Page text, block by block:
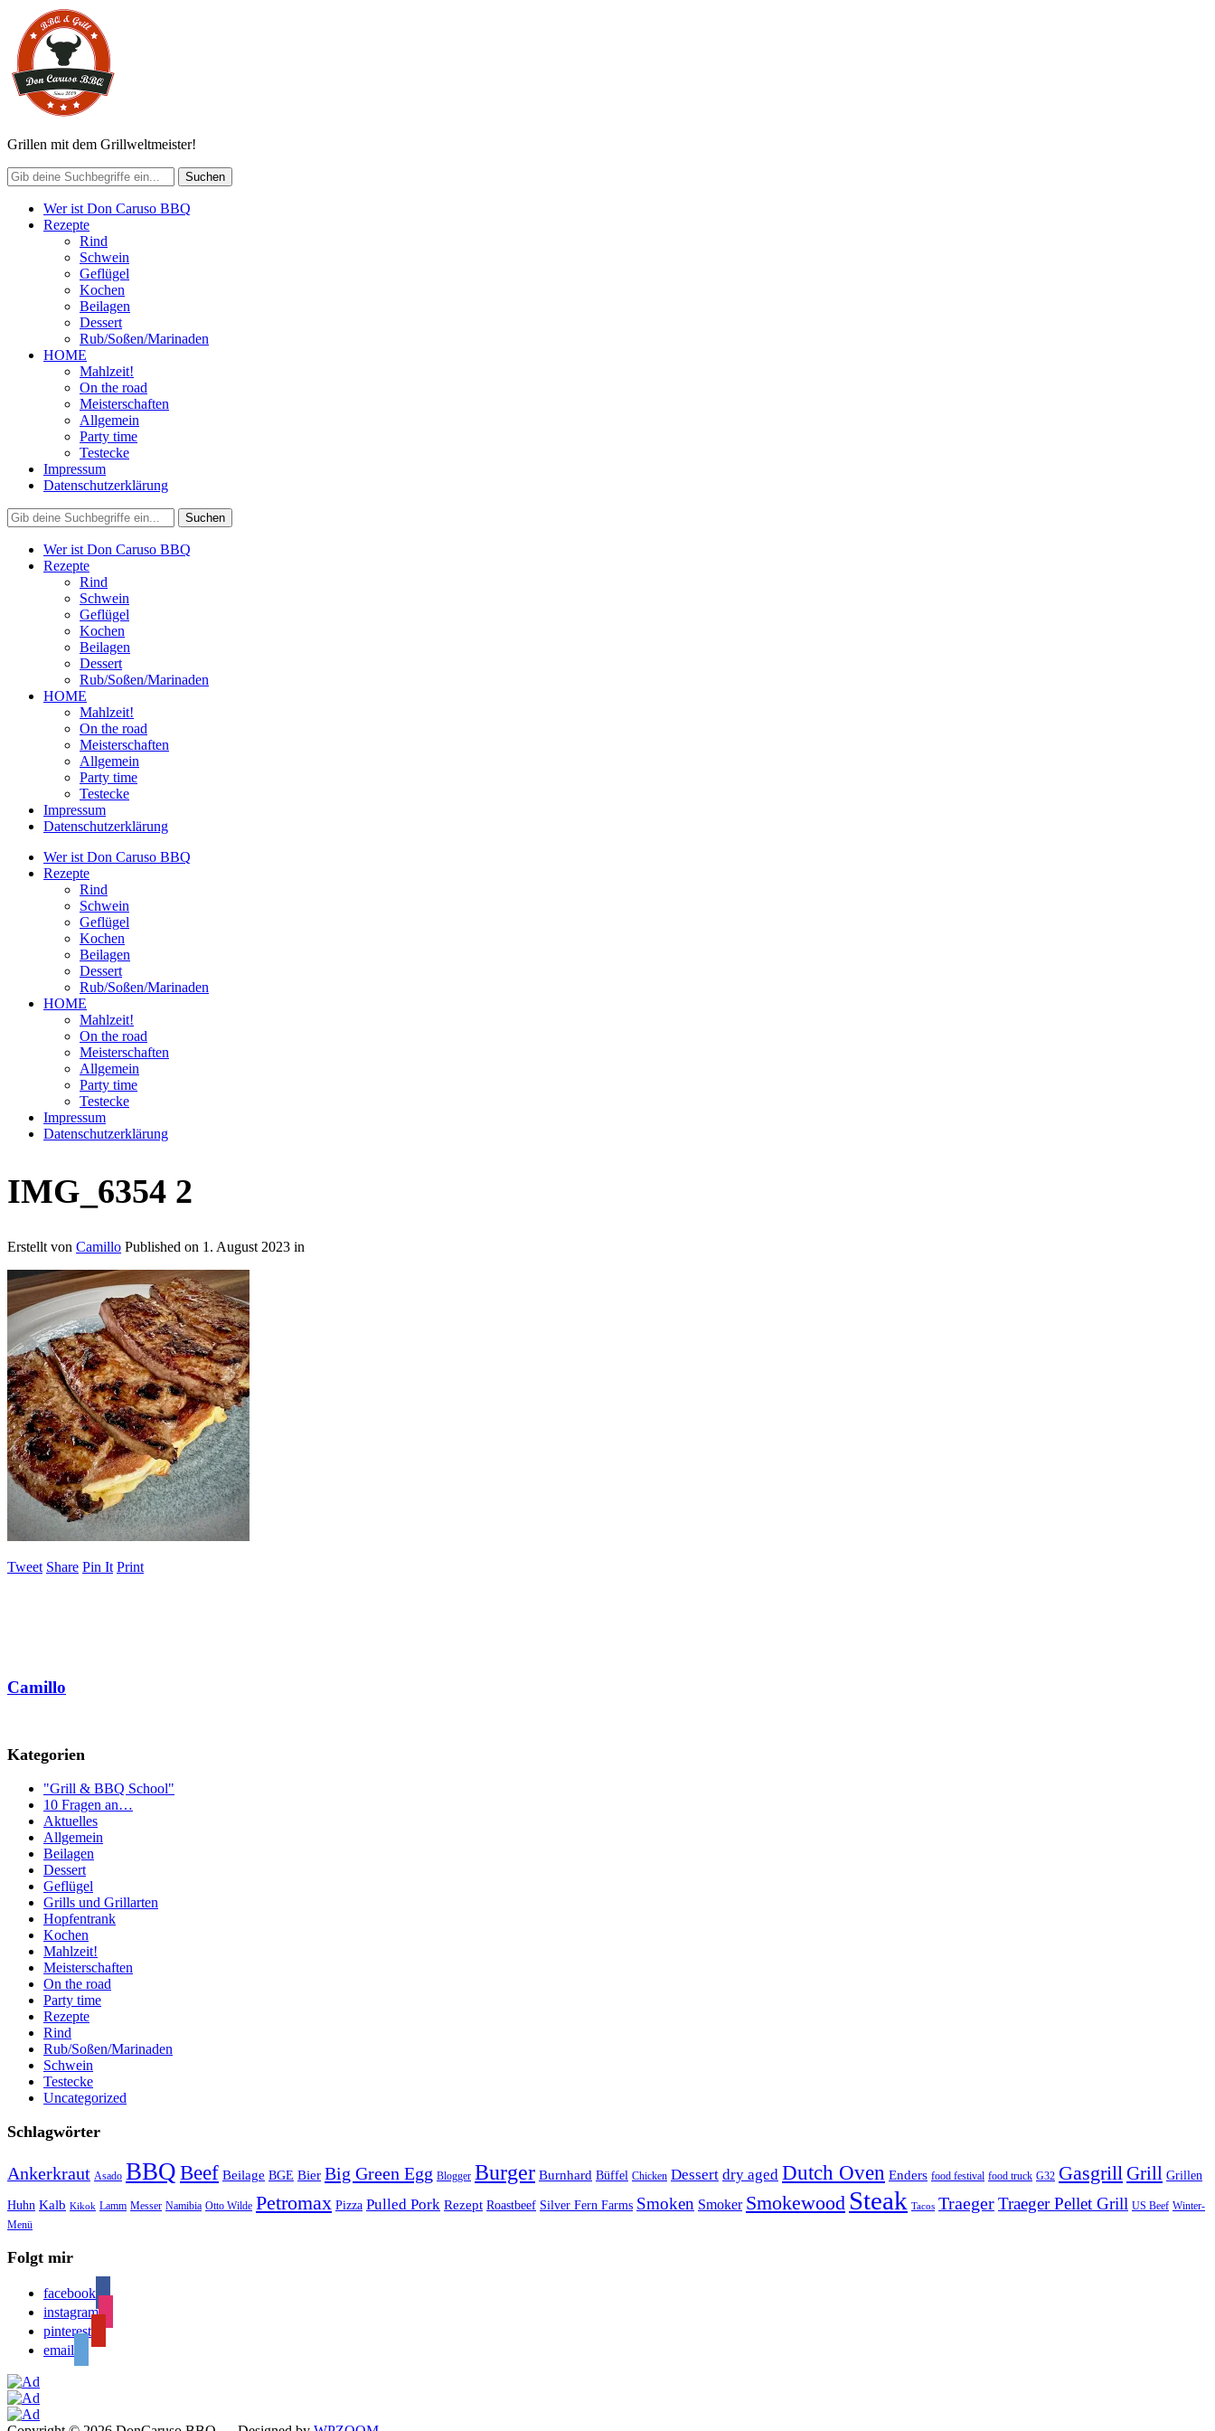
Grillen mit dem Grillweltmeister!
Wer ist Don Caruso BBQ
Rezepte
Rind
Schwein
Geflügel
Kochen
Beilagen
Dessert
Rub/Soßen/Marinaden
HOME
Mahlzeit!
On the road
Meisterschaften
Allgemein
Party time
Testecke
Impressum
Datenschutzerklärung
Wer ist Don Caruso BBQ
Rezepte
Rind
Schwein
Geflügel
Kochen
Beilagen
Dessert
Rub/Soßen/Marinaden
HOME
Mahlzeit!
On the road
Meisterschaften
Allgemein
Party time
Testecke
Impressum
Datenschutzerklärung
Wer ist Don Caruso BBQ
Rezepte
Rind
Schwein
Geflügel
Kochen
Beilagen
Dessert
Rub/Soßen/Marinaden
HOME
Mahlzeit!
On the road
Meisterschaften
Allgemein
Party time
Testecke
Impressum
Datenschutzerklärung
IMG_6354 2
Erstellt von Camillo Published on 1. August 2023 in
Tweet Share Pin It Print
Camillo
Kategorien
"Grill & BBQ School"
10 Fragen an…
Aktuelles
Allgemein
Beilagen
Dessert
Geflügel
Grills und Grillarten
Hopfentrank
Kochen
Mahlzeit!
Meisterschaften
On the road
Party time
Rezepte
Rind
Rub/Soßen/Marinaden
Schwein
Testecke
Uncategorized
Schlagwörter
Ankerkraut Asado BBQBeef Beilage BGE Bier Big Green Egg Blogger Burger Burnhard Büffel Chicken Dessert dry aged Dutch Oven Enders food festival food truck G32 Gasgrill Grill Grillen
Huhn Kalb Kikok Lamm Messer Namibia Otto Wilde Petromax Pizza Pulled Pork Rezept Roastbeef Silver Fern Farms Smoken Smoker Smokewood Steak Tacos TraegerTraeger Pellet Grill US Beef Winter-
Menü
Folgt mir
facebook
instagram
pinterest
email